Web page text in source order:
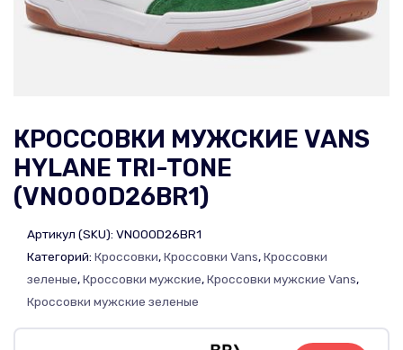
КРОССОВКИ МУЖСКИЕ VANS
HYLANE TRI-TONE
(VN000D26BR1)
Артикул (SKU): VN000D26BR1
Категорий: Кроссовки,Кроссовки Vans,Кроссовки
зеленые,Кроссовки мужские,Кроссовки мужские Vans,
Кроссовки мужские зеленые